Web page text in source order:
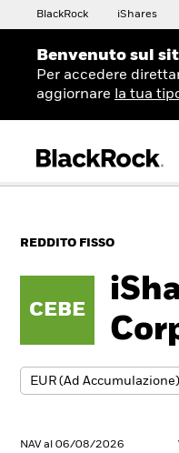
BlackRock iShares
Benvenuto sul
Per accedere
aggiornare
la tua
REDDITO FISSO
CEBE
NAV al 06/08/2026